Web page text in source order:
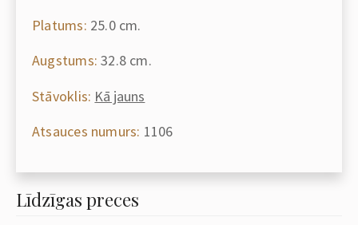
Platums: 25.0 cm.
Augstums: 32.8 cm.
Stāvoklis: Kā jauns
Atsauces numurs: 1106
Līdzīgas preces